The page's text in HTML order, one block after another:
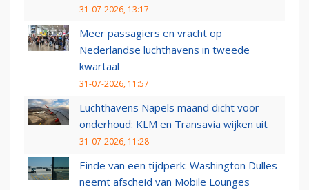
31-07-2026, 13:17
Meer passagiers en vracht op
Nederlandse luchthavens in tweede
kwartaal
31-07-2026, 11:57
Luchthavens Napels maand dicht voor
onderhoud: KLM en Transavia wijken uit
31-07-2026, 11:28
Einde van een tijdperk: Washington Dulles
neemt afscheid van Mobile Lounges